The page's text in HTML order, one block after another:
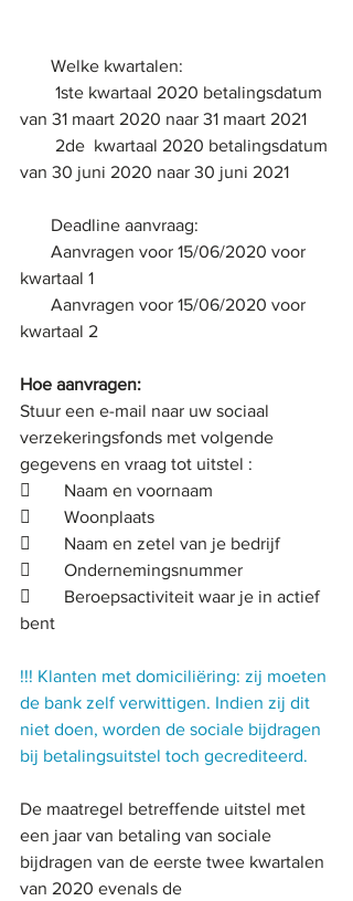
       Welke kwartalen:
van 31 maart 2020 naar 31 maart 2021
van 30 juni 2020 naar 30 juni 2021
       Deadline aanvraag:
kwartaal 1
kwartaal 2
Hoe aanvragen:
Stuur een e-mail naar uw sociaal
verzekeringsfonds met volgende
gegevens en vraag tot uitstel :
	Naam en voornaam
	Woonplaats
	Naam en zetel van je bedrijf
	Ondernemingsnummer
	Beroepsactiviteit waar je in actief
bent
!!! Klanten met domiciliëring: zij moeten
de bank zelf verwittigen. Indien zij dit
niet doen, worden de sociale bijdragen
bij betalingsuitstel toch gecrediteerd.
De maatregel betreffende uitstel met
een jaar van betaling van sociale
bijdragen van de eerste twee kwartalen
van 2020 evenals de